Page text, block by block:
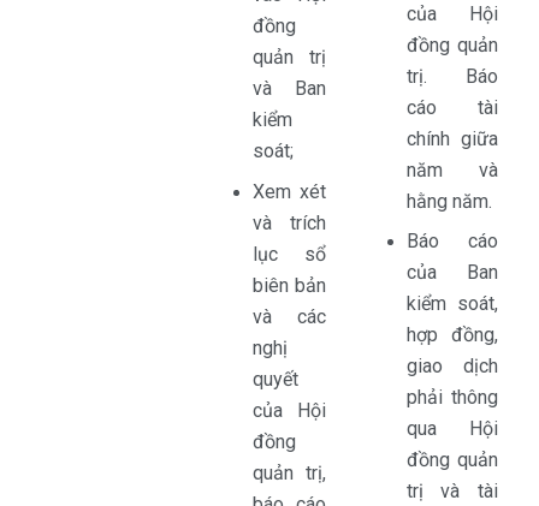
đồng
quản trị
và Ban
kiểm
soát;
Xem xét
và trích
lục sổ
biên bản
và các
nghị
quyết
của Hội
đồng
quản trị,
của Hội
đồng quản
trị. Báo
cáo tài
chính giữa
năm và
hằng năm.
Báo cáo
của Ban
kiểm soát,
hợp đồng,
giao dịch
phải thông
qua Hội
đồng quản
trị và tài